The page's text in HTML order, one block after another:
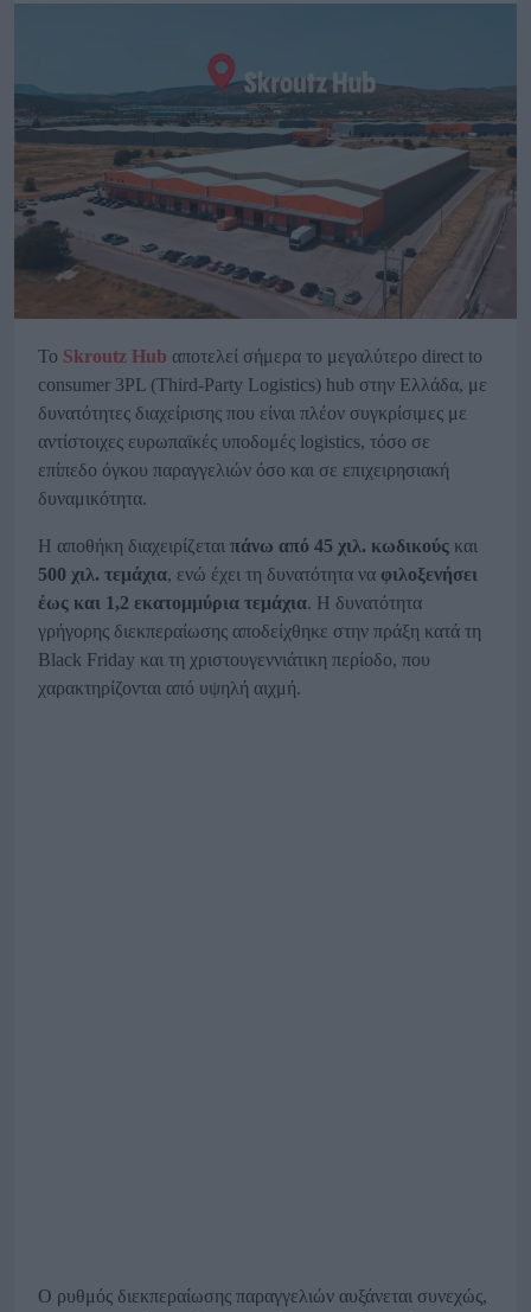
Το Skroutz Hub αποτελεί σήμερα το μεγαλύτερο direct to
consumer 3PL (Third-Party Logistics) hub στην Ελλάδα, με
δυνατότητες διαχείρισης που είναι πλέον συγκρίσιμες με
αντίστοιχες ευρωπαϊκές υποδομές logistics, τόσο σε
επίπεδο όγκου παραγγελιών όσο και σε επιχειρησιακή
δυναμικότητα.
Η αποθήκη διαχειρίζεται πάνω από 45 χιλ. κωδικούς και
500 χιλ. τεμάχια, ενώ έχει τη δυνατότητα να φιλοξενήσει
έως και 1,2 εκατομμύρια τεμάχια. Η δυνατότητα
γρήγορης διεκπεραίωσης αποδείχθηκε στην πράξη κατά τη
Black Friday και τη χριστουγεννιάτικη περίοδο, που
χαρακτηρίζονται από υψηλή αιχμή.
Ο ρυθμός διεκπεραίωσης παραγγελιών αυξάνεται συνεχώς,